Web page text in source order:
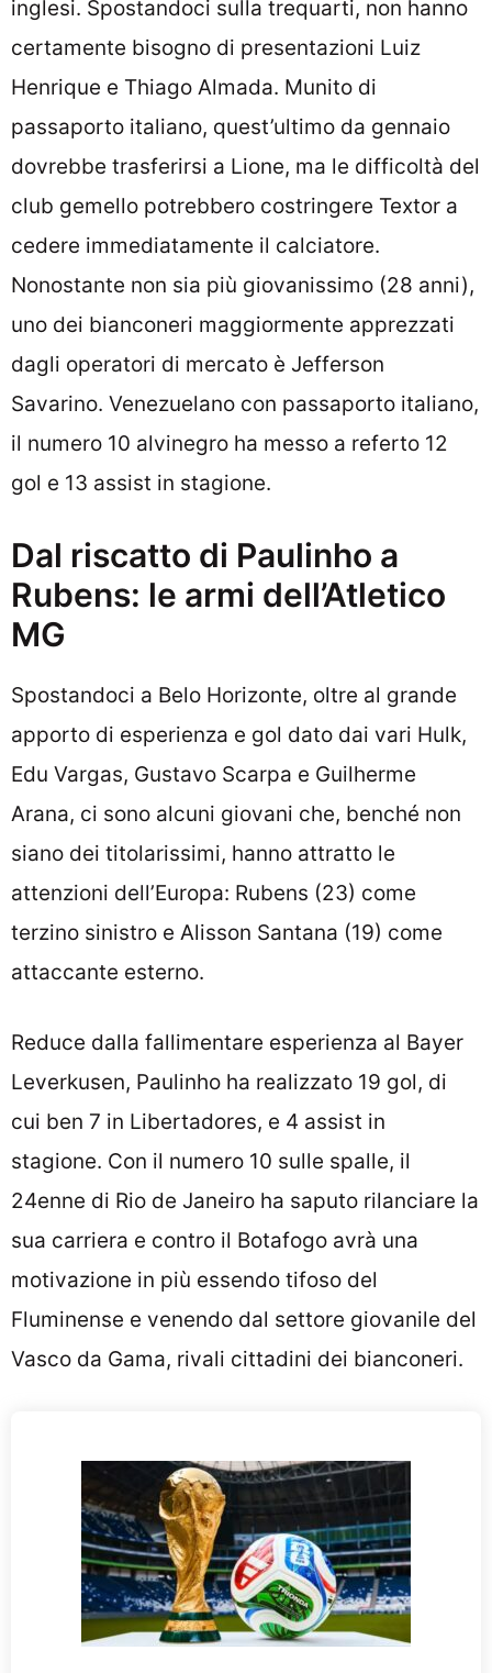
inglesi. Spostandoci sulla trequarti, non hanno
certamente bisogno di presentazioni Luiz
Henrique e Thiago Almada. Munito di
passaporto italiano, quest’ultimo da gennaio
dovrebbe trasferirsi a Lione, ma le difficoltà del
club gemello potrebbero costringere Textor a
cedere immediatamente il calciatore.
Nonostante non sia più giovanissimo (28 anni),
uno dei bianconeri maggiormente apprezzati
dagli operatori di mercato è Jefferson
Savarino. Venezuelano con passaporto italiano,
il numero 10 alvinegro ha messo a referto 12
gol e 13 assist in stagione.
Dal riscatto di Paulinho a
Rubens: le armi dell’Atletico
MG
Spostandoci a Belo Horizonte, oltre al grande
apporto di esperienza e gol dato dai vari Hulk,
Edu Vargas, Gustavo Scarpa e Guilherme
Arana, ci sono alcuni giovani che, benché non
siano dei titolarissimi, hanno attratto le
attenzioni dell’Europa: Rubens (23) come
terzino sinistro e Alisson Santana (19) come
attaccante esterno.
Reduce dalla fallimentare esperienza al Bayer
Leverkusen, Paulinho ha realizzato 19 gol, di
cui ben 7 in Libertadores, e 4 assist in
stagione. Con il numero 10 sulle spalle, il
24enne di Rio de Janeiro ha saputo rilanciare la
sua carriera e contro il Botafogo avrà una
motivazione in più essendo tifoso del
Fluminense e venendo dal settore giovanile del
Vasco da Gama, rivali cittadini dei bianconeri.